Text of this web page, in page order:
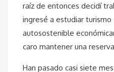
raíz de entonces decidí
ingresé a estudiar
autosostenible
caro mantener una
Han pasado casi siete